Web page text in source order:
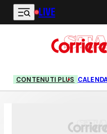
Vai al contenuto principale
LIVE
CONTENUTI PLUS